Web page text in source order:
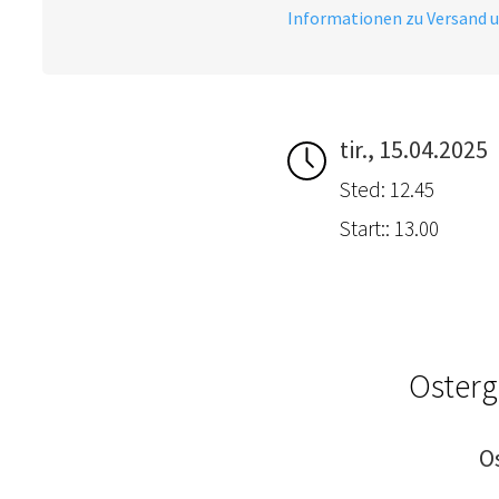
Informationen zu Versand
tir., 15.04.2025
Sted: 12.45
Start:: 13.00